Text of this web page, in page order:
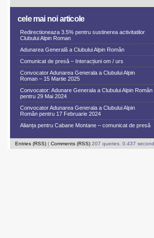
cele mai noi articole
Redirectioneaza 3.5% pentru sustinerea activitatilor
Clubului Alpin Roman
Adunarea Generală a Clubului Alpin Român
Comunicat de presă – Interacțiuni om / urs
Convocator Adunarea Generala a Clubului Alpin
Roman – 15 Martie 2025
Convocator: Adunare Generala a Clubului Alpin Român
pentru 29 Mai 2024
Convocator Adunarea Generala a Clubului Alpin
Român pentru 17 Februarie 2024
Alianța pentru Cabane Montane – comunicat de presă
Entries (RSS) | Comments (RSS) 207 queries. 0.437